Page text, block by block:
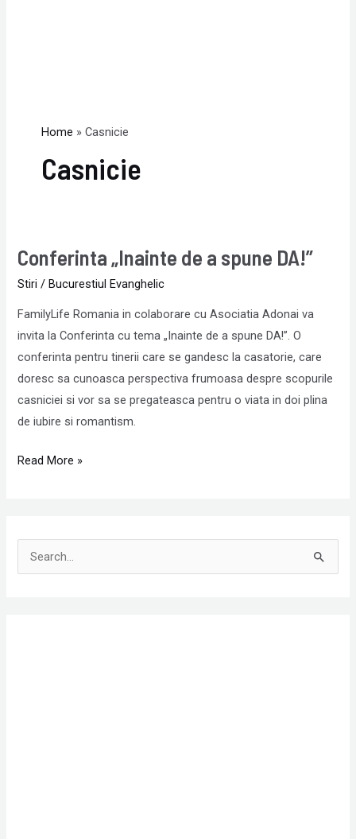
Home Casnicie
Casnicie
Conferinta „Inainte de a spune DA!”
Stiri /Bucurestiul Evanghelic
FamilyLife Romania in colaborare cu Asociatia Adonai va
invita la Conferinta cu tema „Inainte de a spune DA!”. O
conferinta pentru tinerii care se gandesc la casatorie, care
doresc sa cunoasca perspectiva frumoasa despre scopurile
casniciei si vor sa se pregateasca pentru o viata in doi plina
de iubire si romantism.
Conferinta
a
spune
DA!”
Read More »